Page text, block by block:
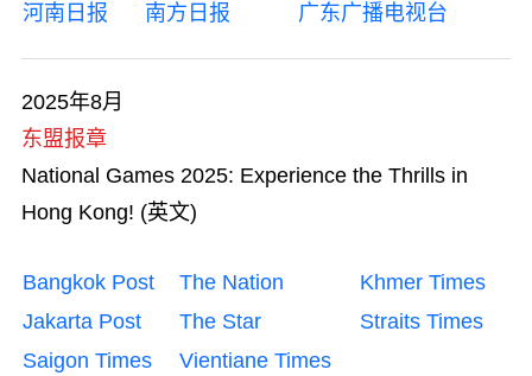
河南日报
南方日报 广东广播电视台
2025年8月
东盟报章
National Games 2025: Experience the Thrills in
Hong Kong! (英文)
Bangkok Post The Nation
Khmer Times
Jakarta Post
The Star
Straits Times
Saigon Times
Vientiane Times